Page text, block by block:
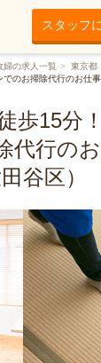
スタッフ
婦の求人一覧 東京都
のお掃除代行のお仕事
歩15分
代行の
谷区）